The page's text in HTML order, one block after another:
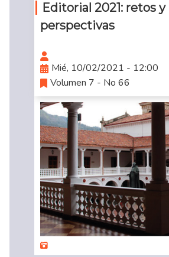
Editorial 2021: retos y
perspectivas
Mié, 10/02/2021 - 12:00
Volumen 7 - No 66